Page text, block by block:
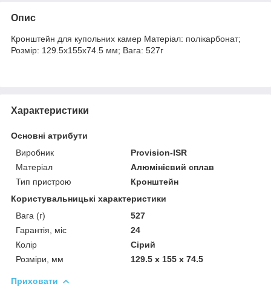
Опис
Кронштейн для купольних камер Матеріал: полікарбонат;
Розмір: 129.5x155x74.5 мм; Вага: 527г
Характеристики
Основні атрибути
Виробник
Provision-ISR
Матеріал
Алюмінієвий сплав
Тип пристрою
Кронштейн
Користувальницькі характеристики
Вага (г)
527
Гарантія, міс
24
Колір
Сірий
Розміри, мм
129.5 x 155 x 74.5
Приховати